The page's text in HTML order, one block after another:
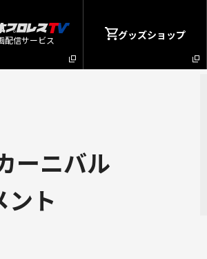
配信サービス グッズショップ
ーニバル
ト